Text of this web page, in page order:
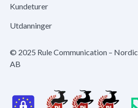
Kundeturer
Utdanninger
© 2025 Rule Communication – Nordic
AB